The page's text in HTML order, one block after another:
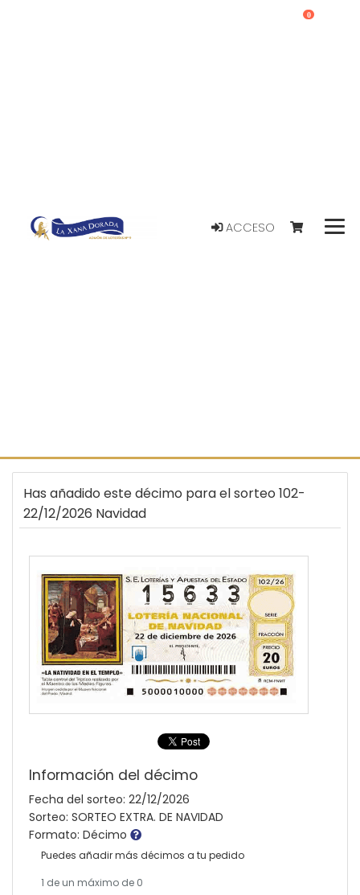
ACCESO
0
Has añadido este décimo para el sorteo 102-
22/12/2026 Navidad
Información del décimo
Fecha del sorteo: 22/12/2026
Sorteo: SORTEO EXTRA. DE NAVIDAD
Formato: Décimo
Puedes añadir más décimos a tu pedido
1 de un máximo de 0